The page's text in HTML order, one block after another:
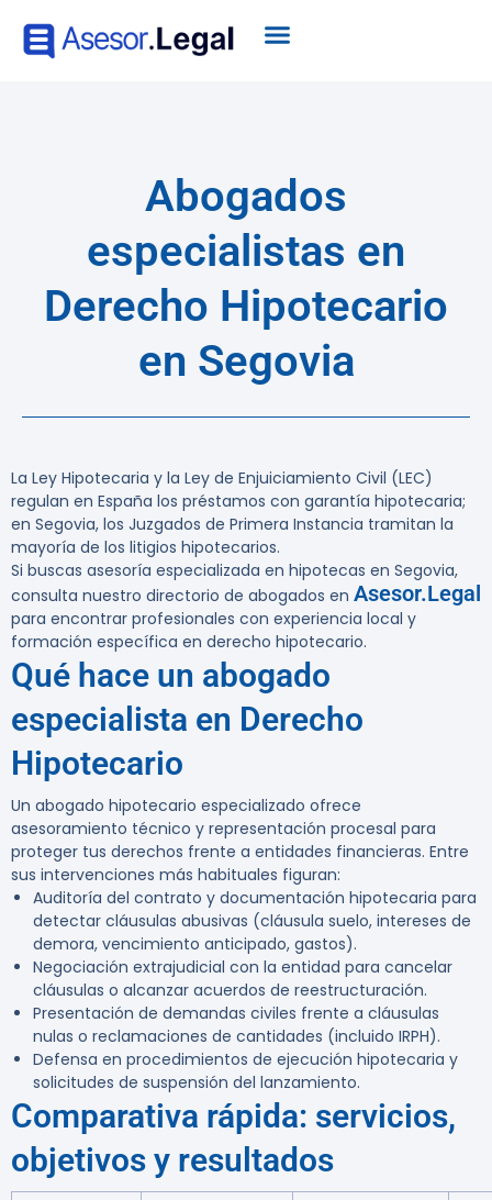
Abogados
especialistas en
Derecho Hipotecario
en Segovia
La Ley Hipotecaria y la Ley de Enjuiciamiento Civil (LEC)
regulan en España los préstamos con garantía hipotecaria;
en Segovia, los Juzgados de Primera Instancia tramitan la
mayoría de los litigios hipotecarios.
Si buscas asesoría especializada en hipotecas en Segovia,
consulta nuestro directorio de abogados en Asesor.Legal
para encontrar profesionales con experiencia local y
formación específica en derecho hipotecario.
Qué hace un abogado
especialista en Derecho
Hipotecario
Un abogado hipotecario especializado ofrece
asesoramiento técnico y representación procesal para
proteger tus derechos frente a entidades financieras. Entre
sus intervenciones más habituales figuran:
Auditoría del contrato y documentación hipotecaria para
detectar cláusulas abusivas (cláusula suelo, intereses de
demora, vencimiento anticipado, gastos).
Negociación extrajudicial con la entidad para cancelar
cláusulas o alcanzar acuerdos de reestructuración.
Presentación de demandas civiles frente a cláusulas
nulas o reclamaciones de cantidades (incluido IRPH).
Defensa en procedimientos de ejecución hipotecaria y
solicitudes de suspensión del lanzamiento.
Comparativa rápida: servicios,
objetivos y resultados